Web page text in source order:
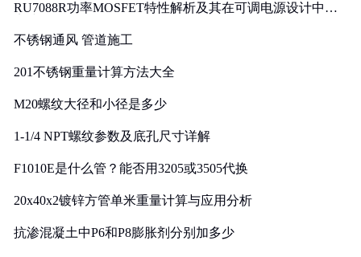
RU7088R功率MOSFET特性解析及其在可调电源设计中的
不锈钢通风 管道施工
201不锈钢重量计算方法大全
M20螺纹大径和小径是多少
1-1/4 NPT螺纹参数及底孔尺寸详解
F1010E是什么管？能否用3205或3505代换
20x40x2镀锌方管单米重量计算与应用分析
抗渗混凝土中P6和P8膨胀剂分别加多少